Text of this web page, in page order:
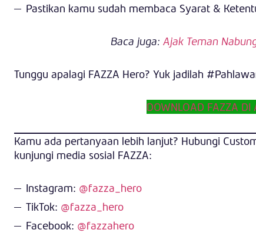
Pastikan kamu sudah membaca Syarat &
Baca juga: Ajak Teman
Tunggu apalagi FAZZA Hero? Yuk jadilah
DOWNLOAD FAZZA DI
Kamu ada pertanyaan lebih lanjut? Hubungi
kunjungi media sosial FAZZA:
Instagram: @fazza_hero
TikTok: @fazza_hero
Facebook: @fazzahero